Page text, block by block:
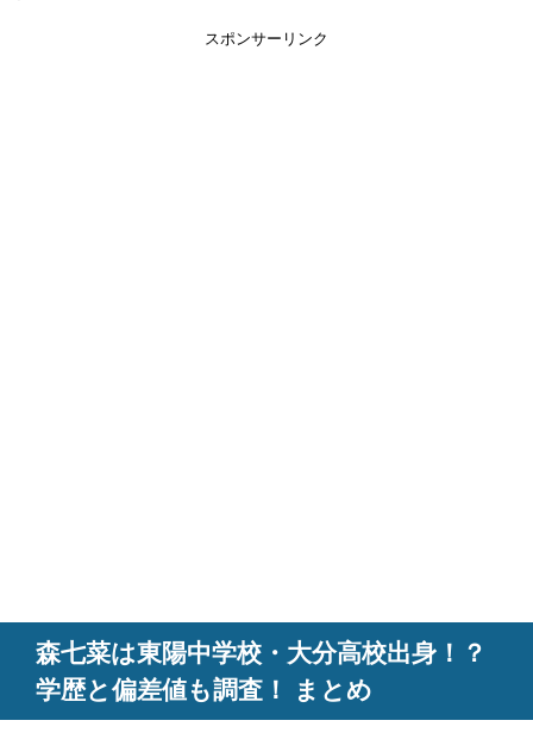
スポンサーリンク
森七菜は東陽中学校・大分高校出身！？
学歴と偏差値も調査！ まとめ